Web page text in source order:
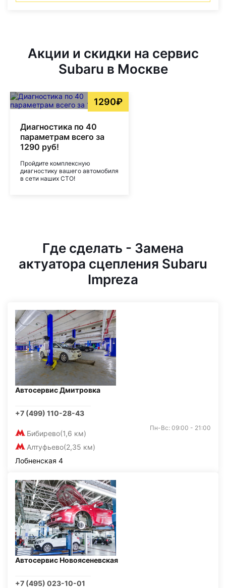
Акции и скидки на сервис
Subaru в Москве
1290₽
Диагностика по 40
параметрам всего за
1290 руб!
Пройдите комплексную
диагностику вашего автомобиля
в сети наших СТО!
Где сделать - Замена
актуатора сцепления Subaru
Impreza
Автосервис Дмитровка
+7 (499) 110-28-43
Бибирево(1,6 км)
Алтуфьево(2,35 км)
Пн-Вс: 09:00 - 21:00
Лобненская 4
Автосервис Новоясеневская
+7 (495) 023-10-01